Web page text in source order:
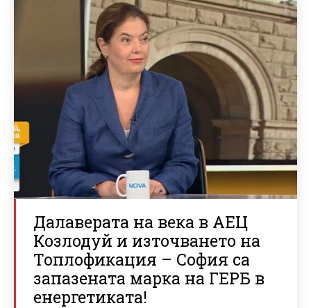
Далаверата на века в АЕЦ
Козлодуй и източването на
Топлофикация – София са
запазената марка на ГЕРБ в
енергетиката!